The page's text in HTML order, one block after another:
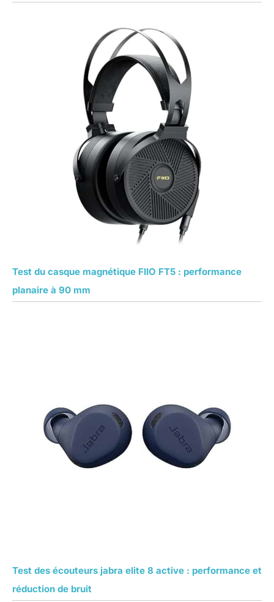
Test du casque magnétique FIIO FT5 : performance
planaire à 90 mm
Test des écouteurs jabra elite 8 active : performance et
réduction de bruit